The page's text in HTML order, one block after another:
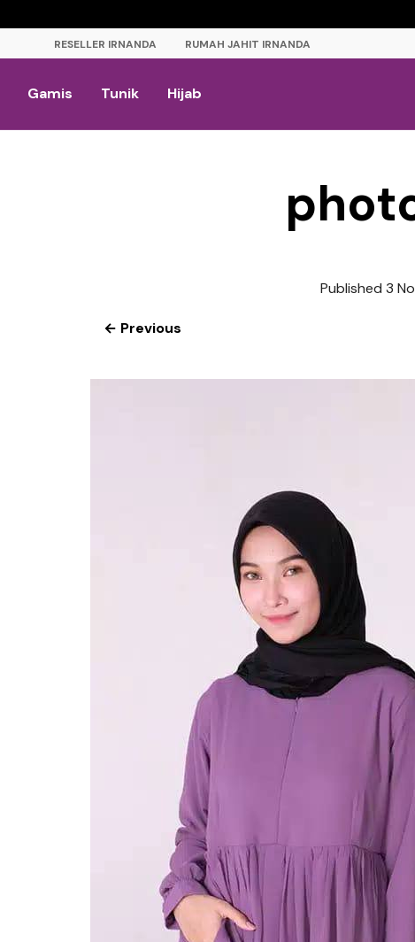
RESELLER IRNANDA RUMAH JAHIT IRNANDA
Gamis Tunik Hijab
Published 3
← Previous